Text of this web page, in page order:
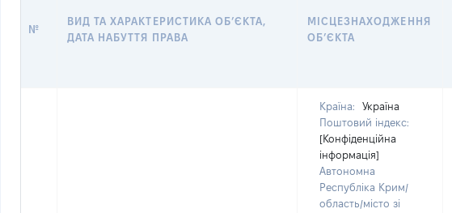
№
ВИД ТА ХАРАКТЕРИСТИКА ОБ’ЄКТА,
ДАТА НАБУТТЯ ПРАВА
МІСЦЕЗНАХОДЖЕННЯ
ОБ’ЄКТА
Країна:
Україна
Поштовий індекс:
[Конфіденційна
інформація]
Автономна
Республіка Крим/
область/місто зі